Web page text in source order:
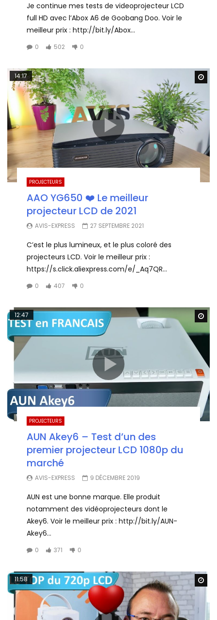
Je continue mes tests de videoprojecteur LCD
full HD avec l’Abox A6 de Goobang Doo. Voir le
meilleur prix : http://bit.ly/Abox...
0 502 0
14:17
PROJECTEURS
AAO YG650 ❤️ Le meilleur
projecteur LCD de 2021
AVIS-EXPRESS 27 SEPTEMBRE 2021
C’est le plus lumineux, et le plus coloré des
projecteurs LCD. Voir le meilleur prix :
https://s.click.aliexpress.com/e/_Aq7QR...
0 407 0
12:47
PROJECTEURS
AUN Akey6 – Test d’un des
premier projecteur LCD 1080p du
marché
AVIS-EXPRESS 9 DÉCEMBRE 2019
AUN est une bonne marque. Elle produit
notamment des vidéoprojecteurs dont le
Akey6. Voir le meilleur prix : http://bit.ly/AUN-
Akey6...
0 371 0
11:58